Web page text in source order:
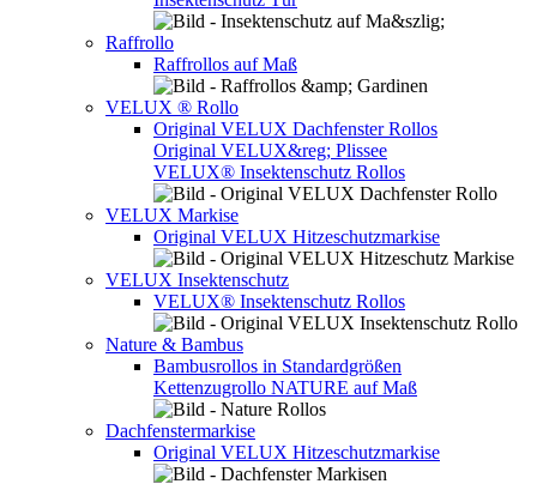
Raffrollo
Raffrollos auf Maß
VELUX ® Rollo
Original VELUX Dachfenster Rollos
Original VELUX&reg; Plissee
VELUX® Insektenschutz Rollos
VELUX Markise
Original VELUX Hitzeschutzmarkise
VELUX Insektenschutz
VELUX® Insektenschutz Rollos
Nature & Bambus
Bambusrollos in Standardgrößen
Kettenzugrollo NATURE auf Maß
Dachfenstermarkise
Original VELUX Hitzeschutzmarkise